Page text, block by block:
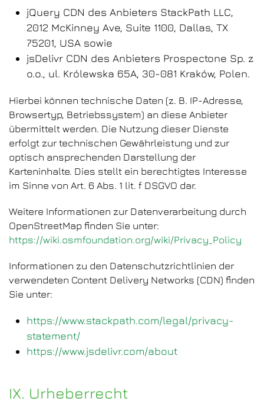
jQuery CDN des Anbieters StackPath LLC,
2012 McKinney Ave, Suite 1100, Dallas, TX
75201, USA sowie
jsDelivr CDN des Anbieters Prospectone Sp. z
o.o., ul. Królewska 65A, 30-081 Kraków, Polen.
Hierbei können technische Daten (z. B. IP-Adresse,
Browsertyp, Betriebssystem) an diese Anbieter
übermittelt werden. Die Nutzung dieser Dienste
erfolgt zur technischen Gewährleistung und zur
optisch ansprechenden Darstellung der
Karteninhalte. Dies stellt ein berechtigtes Interesse
im Sinne von Art. 6 Abs. 1 lit. f DSGVO dar.
Weitere Informationen zur Datenverarbeitung durch
OpenStreetMap finden Sie unter:
https://wiki.osmfoundation.org/wiki/Privacy_Policy
Informationen zu den Datenschutzrichtlinien der
verwendeten Content Delivery Networks (CDN) finden
Sie unter:
https://www.stackpath.com/legal/privacy-
statement/
https://www.jsdelivr.com/about
IX. Urheberrecht